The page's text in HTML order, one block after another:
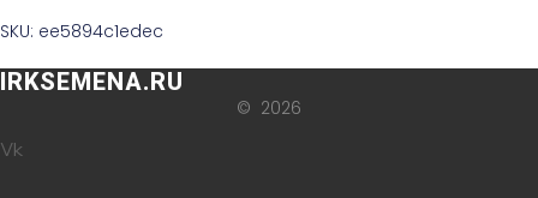
SKU: ee5894c1edec
IRKSEMENA.RU
© 2026
Vk